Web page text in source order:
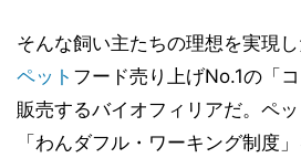
そんな飼い主たちの理想を実現
ペット フード売り上げNo.1の「
販売するバイオフィリアだ。ペ
「わんダフル・ワーキング制度